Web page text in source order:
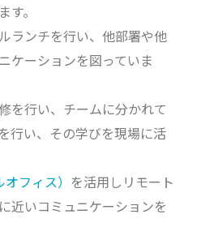
。
ランチを行い、他部署や他
ケーションを図っていま
を行い、チームに分かれて
行い、その学びを現場に活
フィス） を活用しリモート
近いコミュニケーションを